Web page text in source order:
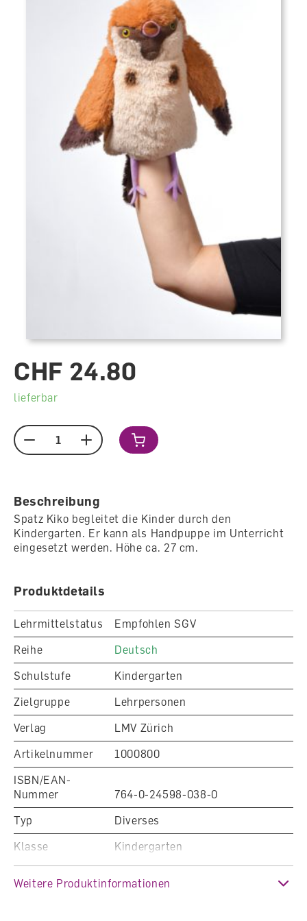
CHF 24.80
lieferbar
Menge
Beschreibung
Spatz Kiko begleitet die Kinder durch den
Kindergarten. Er kann als Handpuppe im Unterricht
eingesetzt werden. Höhe ca. 27 cm.
Produktdetails
Lehrmittelstatus
Empfohlen SGV
Reihe
Deutsch
Schulstufe
Kindergarten
Zielgruppe
Lehrpersonen
Verlag
LMV Zürich
Artikelnummer
1000800
ISBN/EAN-
Nummer
764-0-24598-038-0
Typ
Diverses
Klasse
Kindergarten
Weitere Produktinformationen